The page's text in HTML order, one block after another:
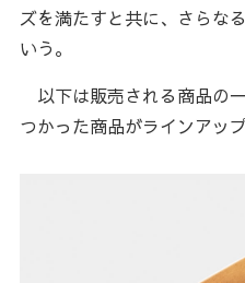
ズを満たすと共に、さらな
いう。
以下は販売される商品の
つかった商品がラインアップ